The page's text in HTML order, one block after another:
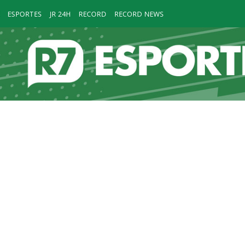
ESPORTES JR 24H RECORD RECORD NEWS